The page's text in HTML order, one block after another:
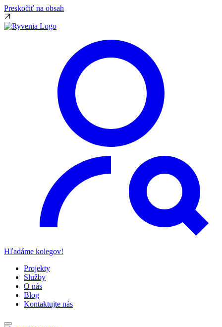
Preskočiť na obsah
Hľadáme kolegov!
Projekty
Služby
O nás
Blog
Kontaktujte nás